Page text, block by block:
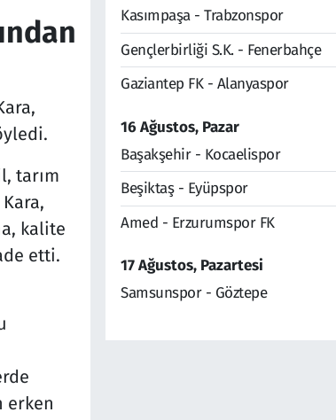
tarım
kalite
etti.
erken
Kasımpaşa - Trabzonspor
Gençlerbirliği S.K. - Fenerbahçe
Gaziantep FK - Alanyaspor
16 Ağustos, Pazar
Başakşehir - Kocaelispor
Beşiktaş - Eyüpspor
Amed - Erzurumspor FK
17 Ağustos, Pazartesi
Samsunspor - Göztepe